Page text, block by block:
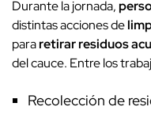
Durante la jornada,
distintas acciones de
pararetirar residuos
del cauce. Entre los
Recolección de